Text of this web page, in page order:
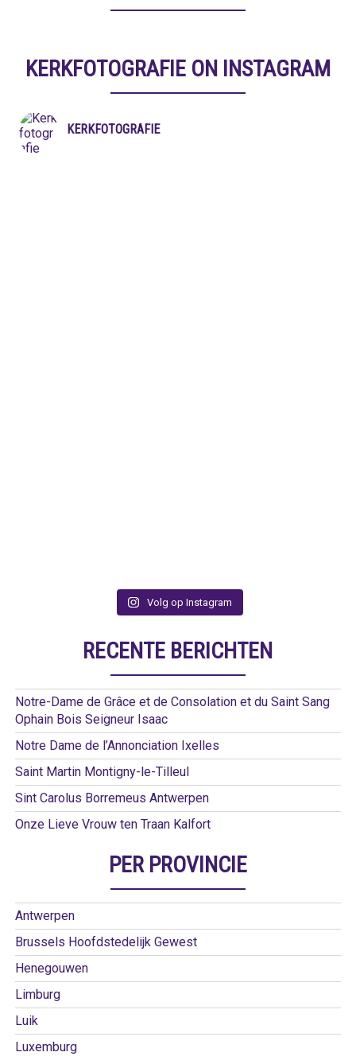
KERKFOTOGRAFIE ON INSTAGRAM
KERKFOTOGRAFIE
Volg op Instagram
RECENTE BERICHTEN
Notre-Dame de Grâce et de Consolation et du Saint Sang
Ophain Bois Seigneur Isaac
Notre Dame de l’Annonciation Ixelles
Saint Martin Montigny-le-Tilleul
Sint Carolus Borremeus Antwerpen
Onze Lieve Vrouw ten Traan Kalfort
PER PROVINCIE
Antwerpen
Brussels Hoofdstedelijk Gewest
Henegouwen
Limburg
Luik
Luxemburg